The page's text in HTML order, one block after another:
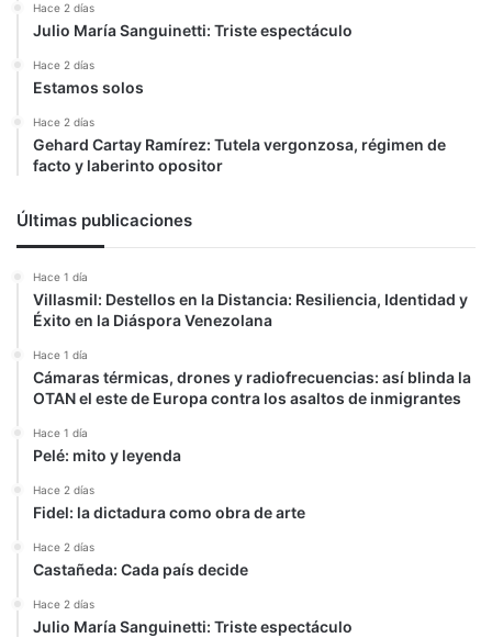
Hace 2 días
Julio María Sanguinetti: Triste espectáculo
Hace 2 días
Estamos solos
Hace 2 días
Gehard Cartay Ramírez: Tutela vergonzosa, régimen de
facto y laberinto opositor
Últimas publicaciones
Hace 1 día
Villasmil: Destellos en la Distancia: Resiliencia, Identidad y
Éxito en la Diáspora Venezolana
Hace 1 día
Cámaras térmicas, drones y radiofrecuencias: así blinda la
OTAN el este de Europa contra los asaltos de inmigrantes
Hace 1 día
Pelé: mito y leyenda
Hace 2 días
Fidel: la dictadura como obra de arte
Hace 2 días
Castañeda: Cada país decide
Hace 2 días
Julio María Sanguinetti: Triste espectáculo